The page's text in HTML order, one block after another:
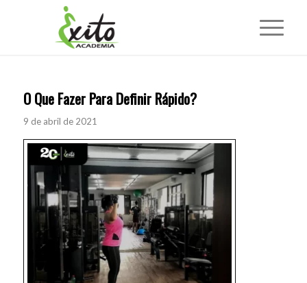
O Que Fazer Para Definir Rápido?
9 de abril de 2021